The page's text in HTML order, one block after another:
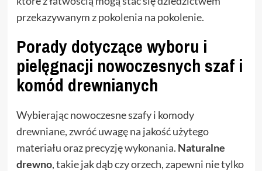
przekazywanym z pokolenia na pokolenie.
Porady dotyczące wyboru i
pielęgnacji nowoczesnych szaf i
komód drewnianych
Wybierając nowoczesne szafy i komody
drewniane, zwróć uwagę na jakość użytego
materiału oraz precyzję wykonania. Naturalne
drewno, takie jak dąb czy orzech, zapewni nie tylko